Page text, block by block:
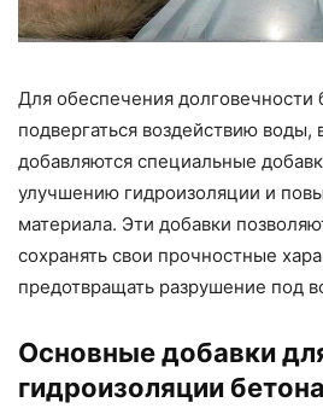
Для обеспечения долговечности
подвергаться воздействию воды,
добавляются специальные
улучшению гидроизоляции и
материала. Эти добавки
сохранять свои прочностные
предотвращать разрушение под
Основные добавки
гидроизоляции бетона